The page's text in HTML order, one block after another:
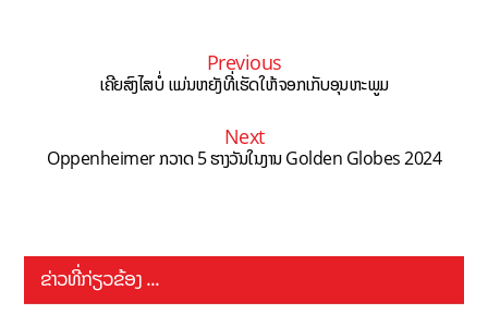
Previous
ເຄີຍສົງໄສບໍ່ ແມ່ນຫຍັງທີ່ເຮັດໃຫ້ຈອກເກັບອຸນຫະພູມ
Next
Oppenheimer ກວາດ 5 ຮາງວັນໃນງານ Golden Globes 2024
ຂ່າວທີ່ກ່ຽວຂ້ອງ ...